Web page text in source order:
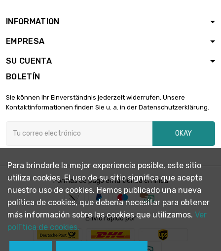
INFORMATION
EMPRESA
SU CUENTA
BOLETÍN
Sie können Ihr Einverständnis jederzeit widerrufen. Unsere
Kontaktinformationen finden Sie u. a. in der Datenschutzerklärung.
OKAY
Formas de pago en la tienda en línea
Envío rápido por
Para brindarle la mejor experiencia posible, este sitio
utiliza cookies. El uso de su sitio significa que acepta
nuestro uso de cookies. Hemos publicado una nueva
política de cookies, que debería necesitar para obtener
más información sobre las cookies que utilizamos. Ver
polГ­tica de cookies.